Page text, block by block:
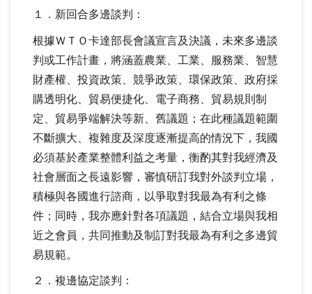
１．新回合多邊談判：
根據ＷＴＯ卡達部長會議宣言及決議，未來多邊談
判或工作計畫，將涵蓋農業、工業、服務業、智慧
財產權、投資政策、競爭政策、環保政策、政府採
購透明化、貿易便捷化、電子商務、貿易規則制
定、貿易爭端解決等新、舊議題；在此種議題範圍
不斷擴大、複雜度及深度逐漸提高的情況下，我國
必須基於產業整體利益之考量，衡酌其對我經濟及
社會層面之長遠影響，審慎研訂我對外談判立場，
積極與各國進行諮商，以爭取對我最為有利之條
件；同時，我亦應針對各項議題，結合立場與我相
近之會員，共同推動及制訂對我最為有利之多邊貿
易規範。
２．複邊協定談判：